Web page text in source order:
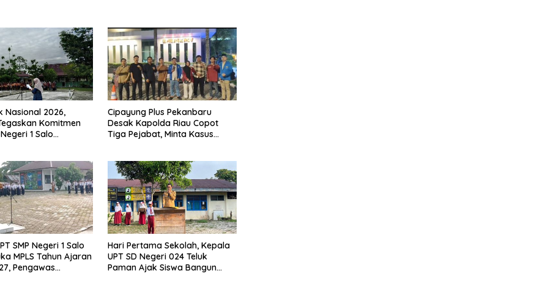
Nasional 2026,
Komitmen
1 Salo
Cipayung Plus Pekanbaru
Desak Kapolda Riau Copot
Tiga Pejabat, Minta Kasus
SMP Negeri 1 Salo
MPLS Tahun Ajaran
Pengawas
Hari Pertama Sekolah, Kepala
UPT SD Negeri 024 Teluk
Paman Ajak Siswa Bangun